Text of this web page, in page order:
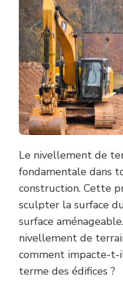
Le nivellement de
fondamentale dans
construction. Cette
sculpter la surface
surface
nivellement de
comment impacte-
terme des édifices ?